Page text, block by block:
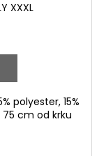
XXXL
polyester, 15%
cm od krku